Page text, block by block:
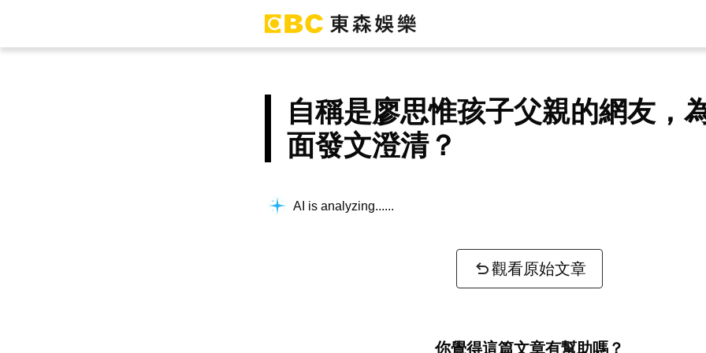
自稱是廖思惟孩子父親的網友，
面發文澄清？
AI is analyzing...
觀看原始文章
你覺得這篇文章有幫助嗎？